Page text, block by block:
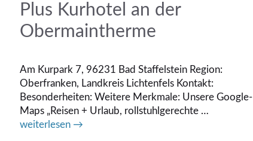
Plus Kurhotel an der
Obermaintherme
Am Kurpark 7, 96231 Bad Staffelstein Region:
Oberfranken, Landkreis Lichtenfels Kontakt:
Besonderheiten: Weitere Merkmale: Unsere Google-
Maps „Reisen + Urlaub, rollstuhlgerechte …
weiterlesen →